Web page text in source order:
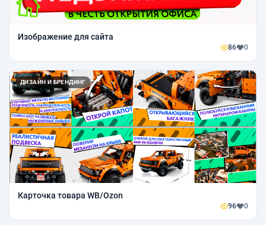
Изображение для сайта
86 0
ДИЗАЙН И БРЕНДИНГ
Карточка товара WB/Ozon
96 0